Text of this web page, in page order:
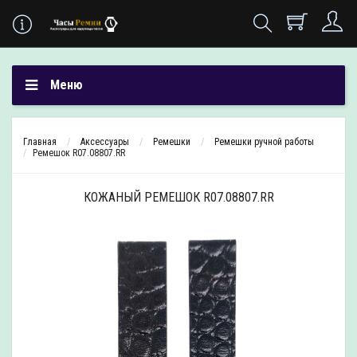
Меню
Главная Аксесcуары Ремешки
Ремешки ручной работы
Ремешок R07.08807.RR
КОЖАНЫЙ РЕМЕШОК R07.08807.RR